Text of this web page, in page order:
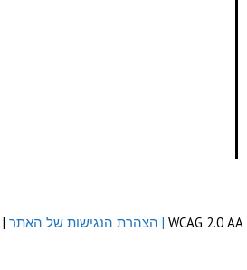
| הצהרת הנגישות של האתר |